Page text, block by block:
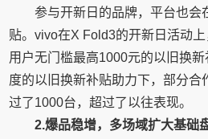
参与开新日的品牌，平台也会
贴。vivo在X Fold3的开新日活动
用户无门槛最高1000元的以旧换
度的以旧换新补贴助力下，部分合
过了1000台，超过了以往表现。
2.爆品稳增，多场域扩大基础